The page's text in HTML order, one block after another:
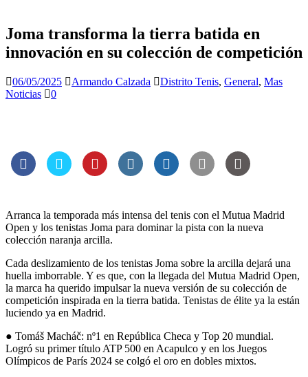
Joma transforma la tierra batida en
innovación en su colección de competición
06/05/2025 Armando Calzada Distrito Tenis, General, Mas
Noticias
0
Arranca la temporada más intensa del tenis con el Mutua Madrid
Open y los tenistas Joma para dominar la pista con la nueva
colección naranja arcilla.
Cada deslizamiento de los tenistas Joma sobre la arcilla dejará una
huella imborrable. Y es que, con la llegada del Mutua Madrid Open,
la marca ha querido impulsar la nueva versión de su colección de
competición inspirada en la tierra batida. Tenistas de élite ya la están
luciendo ya en Madrid.
● Tomáš Macháč: nº1 en República Checa y Top 20 mundial.
Logró su primer título ATP 500 en Acapulco y en los Juegos
Olímpicos de París 2024 se colgó el oro en dobles mixtos.